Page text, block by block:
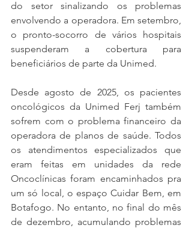
do setor sinalizando os problemas
envolvendo a operadora. Em setembro,
o pronto-socorro de vários hospitais
suspenderam a cobertura para
beneficiários de parte da Unimed.
Desde agosto de 2025, os pacientes
oncológicos da Unimed Ferj também
sofrem com o problema financeiro da
operadora de planos de saúde. Todos
os atendimentos especializados que
eram feitas em unidades da rede
Oncoclínicas foram encaminhados pra
um só local, o espaço Cuidar Bem, em
Botafogo. No entanto, no final do mês
de dezembro, acumulando problemas